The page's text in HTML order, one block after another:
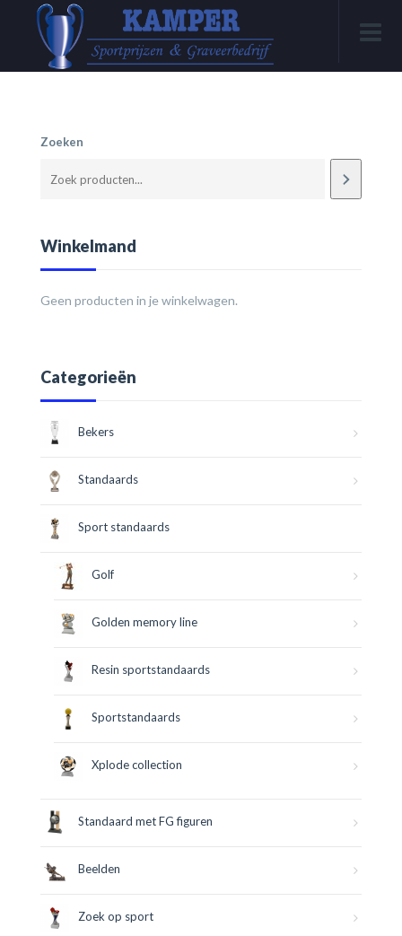
Zoeken
Winkelmand
Geen producten in je winkelwagen.
Categorieën
Bekers
Standaards
Sport standaards
Golf
Golden memory line
Resin sportstandaards
Sportstandaards
Xplode collection
Standaard met FG figuren
Beelden
Zoek op sport